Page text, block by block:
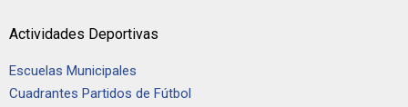
Actividades Deportivas
Escuelas Municipales
Cuadrantes Partidos de Fútbol